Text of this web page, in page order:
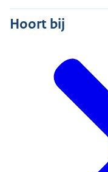
Hoort bij